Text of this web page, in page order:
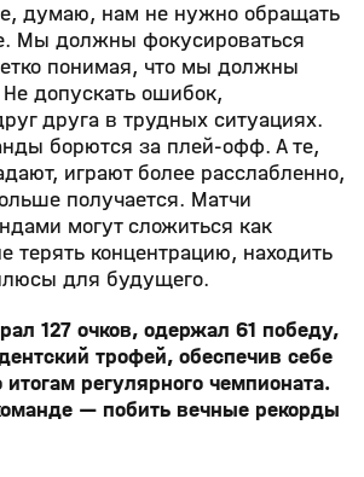
думаю, нам не нужно обращать
Мы должны фокусироваться
понимая, что мы должны
допускать ошибок,
друга в трудных ситуациях.
борются за плей-офф. А те,
играют более расслабленно,
получается. Матчи
могут сложиться как
терять концентрацию, находить
для будущего.
127 очков, одержал 61 победу,
трофей, обеспечив себе
регулярного чемпионата.
— побить вечные рекорды